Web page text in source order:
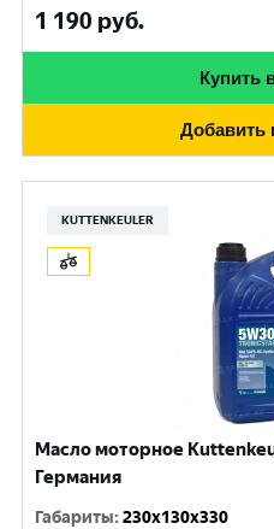
1 190 руб.
Купить
Добавить
KUTTENKEULER
Масло моторное
Германия
Габариты:230x130x330